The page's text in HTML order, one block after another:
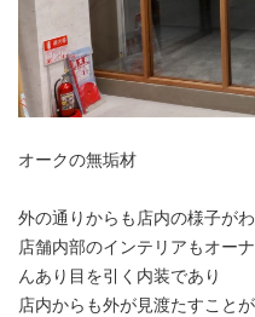
オークの無垢材
外の通りからも店内の様子が
店舗内部のインテリアもオー
んあり目を引く内装であり
店内からも外が見渡たすこと